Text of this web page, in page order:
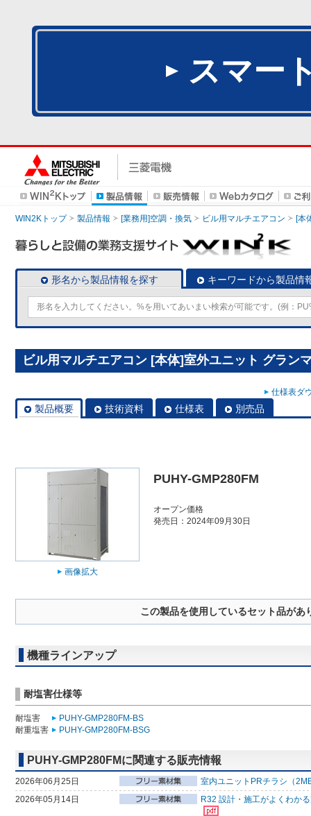
スマー
WIN2Kトップ 製品情報 [業務用]空調・換気 ビル用マルチエアコン [本
形名から製品情報を探す キーワードから製品情
ビル用マルチエアコン [本体]室外ユニット グラン
仕様表ダ
製品概要 技術資料 仕様表 別売品
画像拡大
PUHY-GMP280FM
オープン価格
発売日：2024年09月30日
この製品を使用しているセット品があ
機種ラインアップ
耐塩害仕様等
耐塩害
PUHY-GMP280FM-BS
耐重塩害
PUHY-GMP280FM-BSG
PUHY-GMP280FMに関連する販売情報
2026年06月25日
室内ユニットPRチラシ（
2026年05月14日
R32 設計・施工がよくわか